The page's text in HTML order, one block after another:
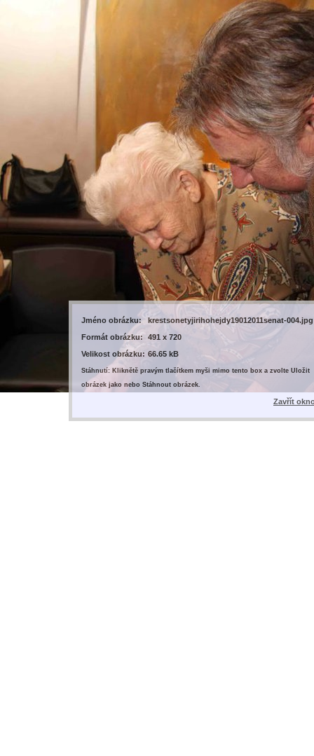
Jméno obrázku:
krestsonetyjirihohejdy19012011senat-004.jpg
Formát obrázku:
491 x 720
Velikost obrázku: 66.65 kB
Stáhnutí: Kliknětě pravým tlačítkem myši mimo tento box a zvolte Uložit
obrázek jako nebo Stáhnout obrázek.
Zavřít